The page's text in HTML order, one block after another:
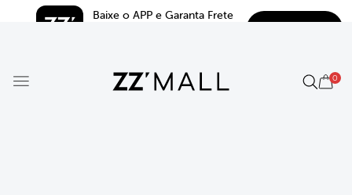
Baixe o APP e Garanta Frete
0